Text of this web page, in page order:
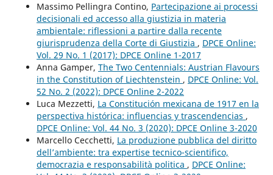
Massimo Pellingra Contino, Partecipazione ai processi
decisionali ed accesso alla giustizia in materia
ambientale: riflessioni a partire dalla recente
giurisprudenza della Corte di Giustizia , DPCE Online:
Vol. 29 No. 1 (2017): DPCE Online 1-2017
Anna Gamper, The Two Centennials: Austrian Flavours
in the Constitution of Liechtenstein , DPCE Online: Vol.
52 No. 2 (2022): DPCE Online 2-2022
Luca Mezzetti, La Constitución mexicana de 1917 en la
perspectiva histórica: influencias y trascendencias ,
DPCE Online: Vol. 44 No. 3 (2020): DPCE Online 3-2020
Marcello Cecchetti, La produzione pubblica del diritto
dell’ambiente: tra expertise tecnico-scientifico,
democrazia e responsabilità politica , DPCE Online: